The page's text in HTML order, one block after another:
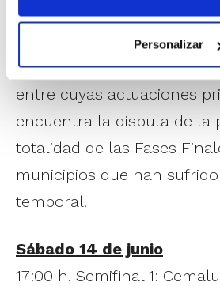
Personalizar
baloncesto de la
convierta en un símbolo
apoyo hacia los afectados
entre cuyas actuaciones
encuentra la disputa de la
totalidad de las Fases
municipios que han
temporal.
Sábado 14 de junio
17:00 h. Semifinal 1: